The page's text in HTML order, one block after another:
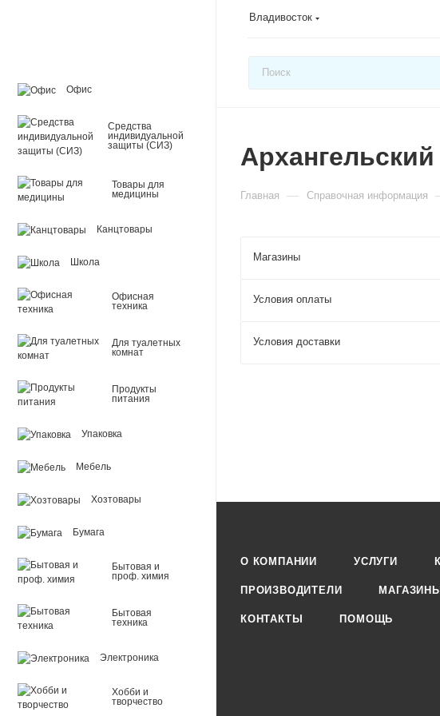
Владивосток
Офис
Средства
индивидуальной
защиты (СИЗ)
Товары для
медицины
Канцтовары
Школа
Офисная
техника
Для туалетных
комнат
Продукты
питания
Упаковка
Мебель
Хозтовары
Бумага
Бытовая и
проф. химия
Бытовая
техника
Электроника
Хобби и
творчество
Главная — Справочная информация
Магазины
Условия оплаты
Условия доставки
О КОМПАНИИ УСЛУГИ
ПРОИЗВОДИТЕЛИ МАГАЗИНЫ
КОНТАКТЫ ПОМОЩЬ